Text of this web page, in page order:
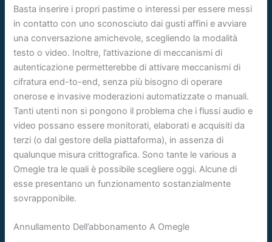
Basta inserire i propri pastime o interessi per essere messi
in contatto con uno sconosciuto dai gusti affini e avviare
una conversazione amichevole, scegliendo la modalità
testo o video. Inoltre, l’attivazione di meccanismi di
autenticazione permetterebbe di attivare meccanismi di
cifratura end-to-end, senza più bisogno di operare
onerose e invasive moderazioni automatizzate o manuali.
Tanti utenti non si pongono il problema che i flussi audio e
video possano essere monitorati, elaborati e acquisiti da
terzi (o dal gestore della piattaforma), in assenza di
qualunque misura crittografica. Sono tante le various a
Omegle tra le quali è possibile scegliere oggi. Alcune di
esse presentano un funzionamento sostanzialmente
sovrapponibile.
Annullamento Dell’abbonamento A Omegle